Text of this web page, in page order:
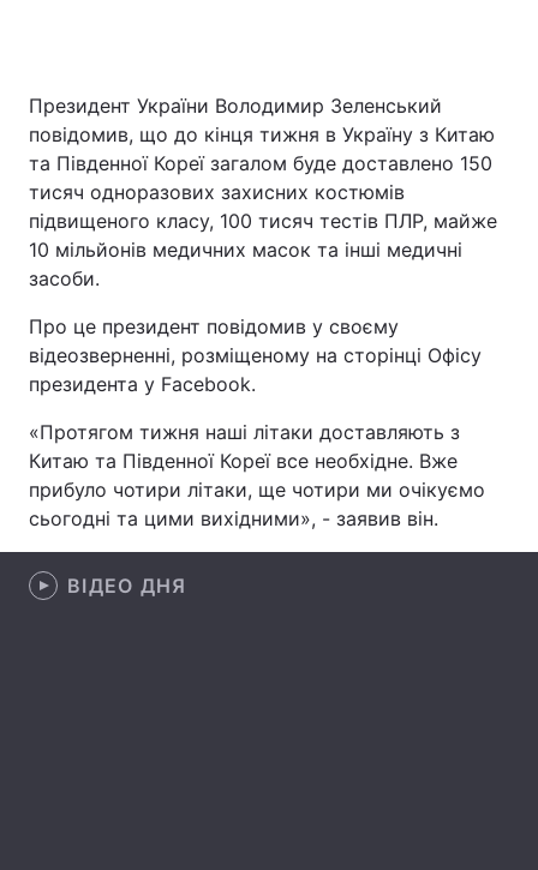
Головна Війна
Україна
Економіка Світ
Спорт Наука
Зброя Інциденти
Цікавинки Погода
Екологія Регіони
Лонгріди
Президент України Володимир Зеленський
повідомив, що до кінця тижня в Україну з Китаю
та Південної Кореї загалом буде доставлено 150
тисяч одноразових захисних костюмів
підвищеного класу, 100 тисяч тестів ПЛР, майже
10 мільйонів медичних масок та інші медичні
засоби.
Про це президент повідомив у своєму
відеозверненні, розміщеному на сторінці Офісу
президента у Facebook.
«Протягом тижня наші літаки доставляють з
Китаю та Південної Кореї все необхідне. Вже
прибуло чотири літаки, ще чотири ми очікуємо
сьогодні та цими вихідними», - заявив він.
ВІДЕО ДНЯ